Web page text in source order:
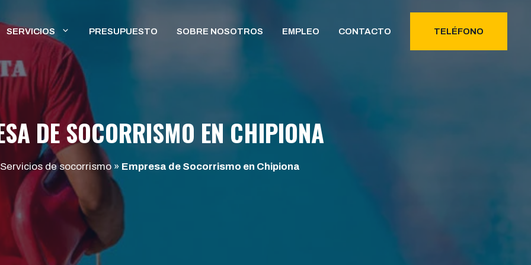
SERVICIOS PRESUPUESTO SOBRE NOSOTROS EMPLEO CONTACTO TELÉFONO
DE SOCORRISMO EN CHIPIONA
Servicios de socorrismo» Empresa de Socorrismo en Chipiona